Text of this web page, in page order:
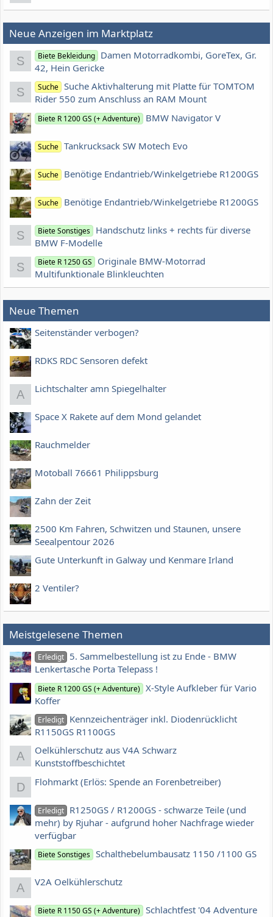
Neue Anzeigen im Marktplatz
S Biete Bekleidung Damen Motorradkombi, GoreTex, Gr.
42, Hein Gericke
S Suche Suche Aktivhalterung mit Platte für TOMTOM
Rider 550 zum Anschluss an RAM Mount
Biete R 1200 GS (+ Adventure) BMW Navigator V
Suche Tankrucksack SW Motech Evo
Suche Benötige Endantrieb/Winkelgetriebe R1200GS
Suche Benötige Endantrieb/Winkelgetriebe R1200GS
S Biete Sonstiges Handschutz links + rechts für diverse
BMW F-Modelle
S Biete R 1250 GS
Originale BMW-Motorrad
Multifunktionale Blinkleuchten
Neue Themen
Seitenständer verbogen?
RDKS RDC Sensoren defekt
A Lichtschalter amn Spiegelhalter
Space X Rakete auf dem Mond gelandet
Rauchmelder
Motoball 76661 Philippsburg
Zahn der Zeit
2500 Km Fahren, Schwitzen und Staunen, unsere
Seealpentour 2026
Gute Unterkunft in Galway und Kenmare Irland
2 Ventiler?
Meistgelesene Themen
Erledigt 5. Sammelbestellung ist zu Ende - BMW
Lenkertasche Porta Telepass !
Biete R 1200 GS (+ Adventure) X-Style Aufkleber für Vario
Koffer
Erledigt Kennzeichenträger inkl. Diodenrücklicht
R1150GS R1100GS
A
Oelkühlerschutz aus V4A Schwarz
Kunststoffbeschichtet
D Flohmarkt (Erlös: Spende an Forenbetreiber)
Erledigt R1250GS / R1200GS - schwarze Teile (und
mehr) by Rjuhar - aufgrund hoher Nachfrage wieder
verfügbar
Biete Sonstiges Schalthebelumbausatz 1150 /1100 GS
A V2A Oelkühlerschutz
Biete R 1150 GS (+ Adventure) Schlachtfest '04 Adventure